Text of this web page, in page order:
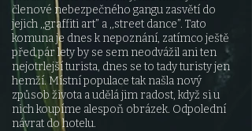
členové nebezpečného gangu zasvětí do
jejich ,,graffiti art” a ,,street dance”. Tato
komuna je dnes k nepoznání, zatímco ještě
před pár lety by se sem neodvážil ani ten
nejotrlejší turista, dnes se to tady turisty jen
hemží. Místní populace tak našla nový
způsob života a udělá jim radost, když si u
nich koupíme alespoň obrázek. Odpolední
návrat do hotelu.